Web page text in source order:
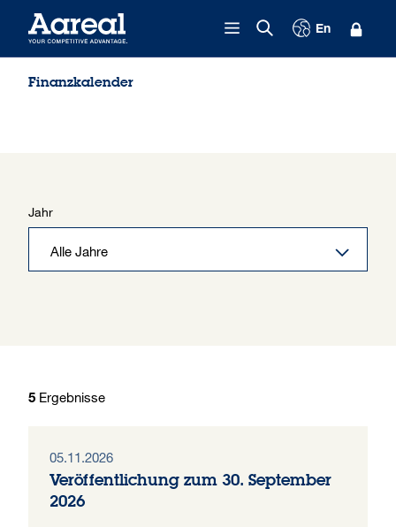
En
Finanzkalender
Jahr
5 Ergebnisse
05.11.2026
Veröffentlichung zum 30. September
2026